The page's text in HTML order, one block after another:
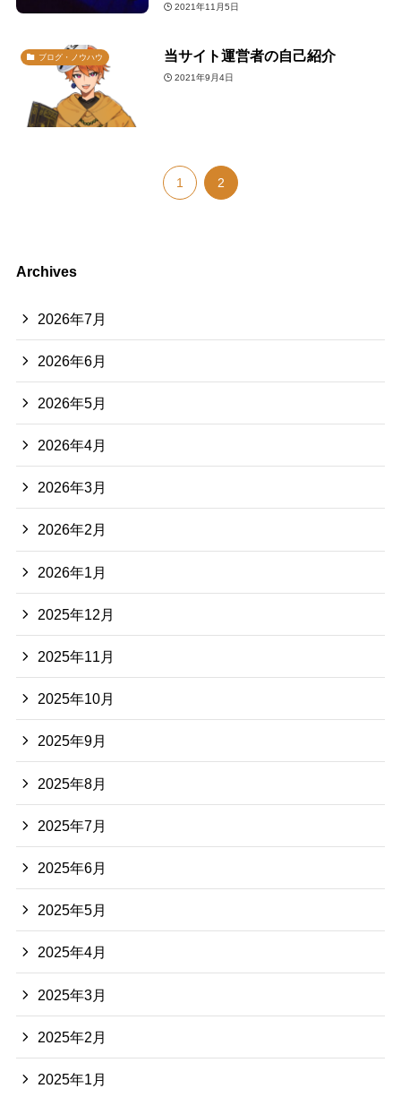
2021年11月5日
ブログ・ノウハウ 当サイト運営者の自己紹介
2021年9月4日
1 2
Archives
2026年7月
2026年6月
2026年5月
2026年4月
2026年3月
2026年2月
2026年1月
2025年12月
2025年11月
2025年10月
2025年9月
2025年8月
2025年7月
2025年6月
2025年5月
2025年4月
2025年3月
2025年2月
2025年1月